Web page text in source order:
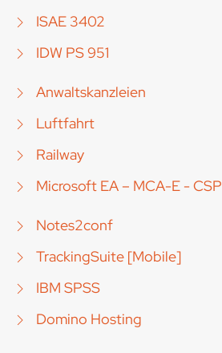
ISAE 3402
IDW PS 951
Anwaltskanzleien
Luftfahrt
Railway
Microsoft EA – MCA-E - CSP
Notes2conf
TrackingSuite [Mobile]
IBM SPSS
Domino Hosting